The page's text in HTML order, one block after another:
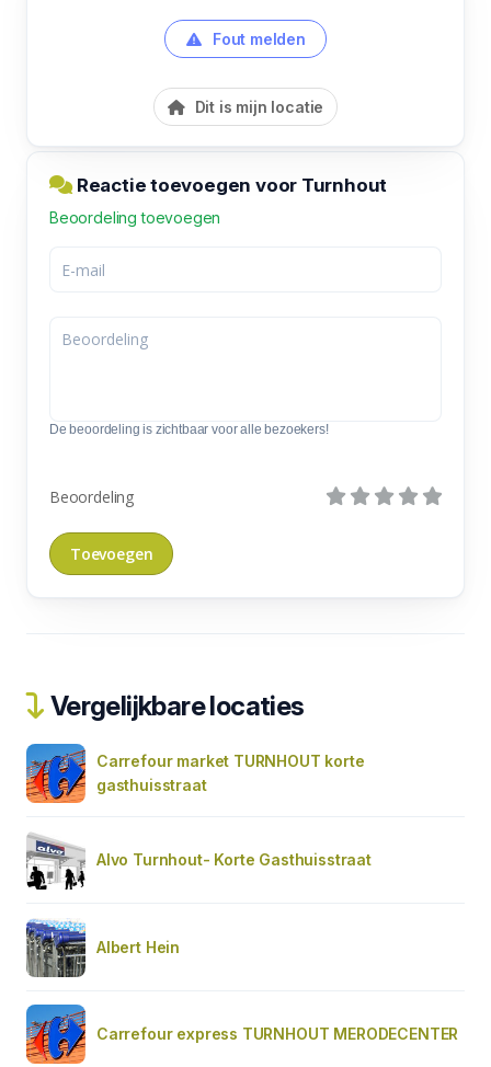
Fout melden
Dit is mijn locatie
Reactie toevoegen voor Turnhout
Beoordeling toevoegen
De beoordeling is zichtbaar voor alle bezoekers!
Beoordeling
Vergelijkbare locaties
Carrefour market TURNHOUT korte
gasthuisstraat
Alvo Turnhout- Korte Gasthuisstraat
Albert Hein
Carrefour express TURNHOUT MERODECENTER